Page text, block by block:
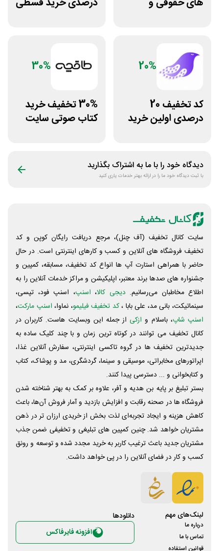
20%
کد تخفیف 20
درصدی اولین خرید
30%
30% تخفیف خرید
کتاب صوتی سایت
دیدگاه خود را با ما به اشتراک بگذارید
با ثبت دیدگاه خود ما را در ارائه بهتر خدمات یاری کنید
سایت کانال تخفیف (آف چنل)، مرجع دریافت رایگان کوپن و کد
تخفیف فروشگاه های آنلاین و کسب و‌ کارهای اینترنتی است. در حال
حاضر با همراهی استارت آپ ها انواع کد تخفیف، مسابقه، کمپین و
جشنواره های صدها برند معتبر، اپلیکیشن و مراکز خدمات آنلاین را به
اطلاع مخاطبان می‌رسانیم. دیجی کالا، اسنپ، اسنپ فود، تپسی،
سینماتیکت، بانی مد، علی‌ بابا ،کد تخفیف فیلیمو، نماوا، اسنپ مارکت،
اسنپ شاپ، باسلام و ازکی از جمله این وبسایت ‌هاست. کاربران در
کانال تخفیف می توانند در کوتاه ترین زمان و با چند کلیک ساده به
جدیدترین تخفیف ها در گروه تاکسی اینترنتی، سفارش آنلاین غذا،
اپراتورهای مخابراتی، موسیقی و سینما، گردشگری، مد و پوشاک، کتاب
و کتابخوانی و ... دسترسی پیدا کنند.
بستر تبلیغ بر پایه بن هدیه و آفر، علاوه بر کمک به بهتر شناخته شدن
فروشگاه ها در صحنه رقابت و افزایش بازدید و آمار فروش آن‌ها، باعث
کاهش هزینه و ایجاد تجربه‌ای لذت بخش از خریدی ارزان تر در ذهن
مشتریان خواهد شد. چنین کمپین های تبلیغی و تخفیفی ضمن جذب
مشتریان جدید باعث ترغیب کاربر به خرید مجدد شده و توسعه و رونق
کسب و کار در فضای آنلاین را در پی خواهد داشت.
لینک‌های مهم
درباره ما
تماس با ما
قوانین استفاده
دانلود‌ها
افزونه فایرفاکس